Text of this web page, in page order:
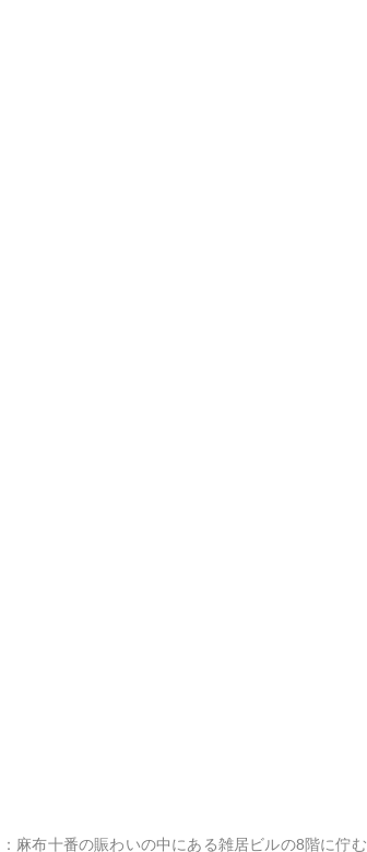
：麻布十番の賑わいの中にある雑居ビルの8階に佇む